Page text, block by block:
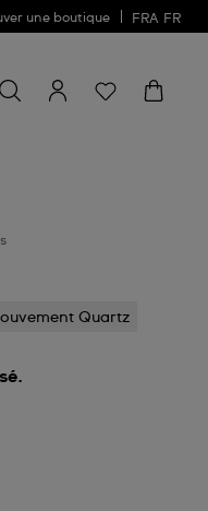
une boutique FRA FR
un
produit
Quartz